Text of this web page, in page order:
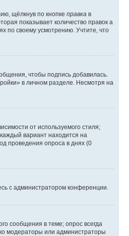
щёлкнув по кнопке правка в
показывает количество правок а
по своему усмотрению. Учтите, что
чтобы подпись добавилась.
в личном разделе. Несмотря на
от используемого стиля;
вариант находится на
проведения опроса в днях (0
с администратором конференции.
сообщения в теме; опрос всегда
модераторы или администраторы